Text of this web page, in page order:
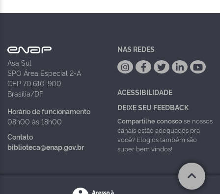
Asa Sul
SPO Área Especial 2-A
CEP 70.610-900
Brasília/DF
Horário de funcionamento
08h00 às 18h00
Contato
biblioteca@enap.gov.br
NAS REDES
ACESSIBILIDADE
DEIXE SEU FEEDBACK
Compartilhe conoscose nossos
canais estão adequados pra
você? Elogios também são
super bem vindos!